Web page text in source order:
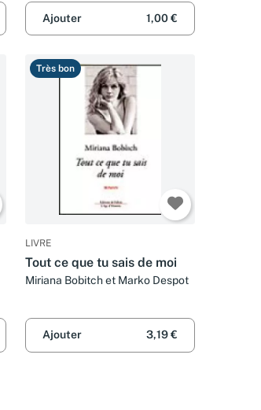
Ajouter 1,00 €
Très bon
LIVRE
Tout ce que tu sais de moi
Miriana Bobitch et Marko Despot
Ajouter 3,19 €